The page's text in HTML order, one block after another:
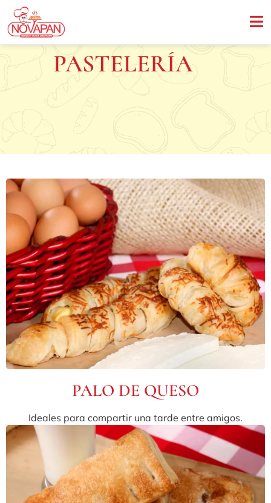
PASTELERÍA
PALO DE QUESO
Ideales para compartir una tarde entre amigos.